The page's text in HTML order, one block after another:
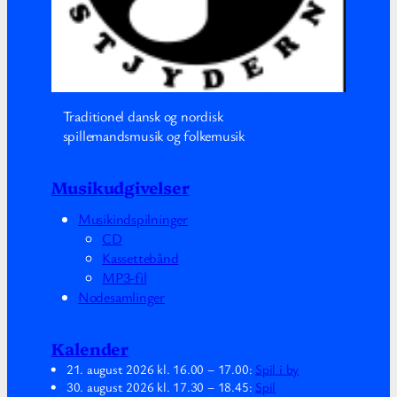
Traditionel dansk og nordisk
spillemandsmusik og folkemusik
Musikudgivelser
Musikindspilninger
CD
Kassettebånd
MP3-fil
Nodesamlinger
Kalender
21. august 2026 kl. 16.00 – 17.00: Spil i by
30. august 2026 kl. 17.30 – 18.45: Spil